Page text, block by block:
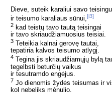
Dieve, suteik karaliui savo
ir teisumo karaliaus sūnui,[i3]
2 kad teistų tavo tautą teisingai
ir tavo skriaudžiamuosius teisiai.
3 Teteikia kalnai gerovę tautai,
tepatiria kalvos teisumo atlygį.
4 Tegina jis skriaudžiamųjų bylą
tegelbsti beturčių vaikus
ir tesutramdo engėjus.
7 Jo dienomis žydės teisumas ir
kol nebeliks mėnulio.